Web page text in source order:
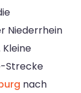
Niederrhein
Strecke
nach